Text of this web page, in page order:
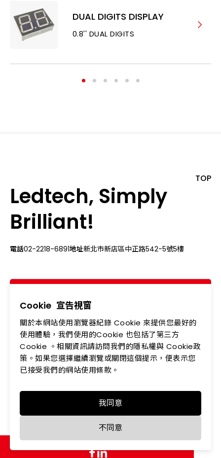
DUAL DIGITS DISPLAY
0.8'' DUAL DIGITS
Ledtech, Simply
Brilliant!
電話02-2218-6891地址新北市新店區中正路542-5號5樓
TOP
關於我們
最新消息
產品專區
投資人專區
企業永續
會員中心
聯絡我們
人力資源
隱私權政策
Copyright © LEDTECH. All rights reserved. Designed by
Cookie 宣告視窗
關於本網站使用瀏覽器紀錄 Cookie 來提供您最好的
使用體驗，我們使用的Cookie 也包括了第三方
Cookie 。相關資訊請訪問我們的隱私權與 Cookie政
策。如果您選擇繼續瀏覽或關閉這個提示，便表示您
已接受我們的網站使用條款。
我同意
不同意